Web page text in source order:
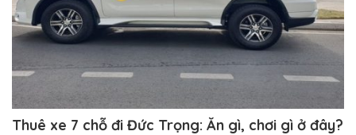
Thuê xe 7 chỗ đi Đức Trọng: Ăn gì, chơi gì ở đây?